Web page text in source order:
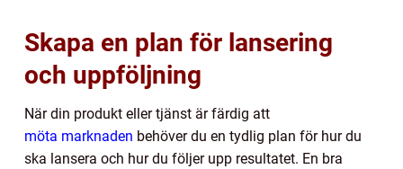
Skapa en plan för lansering
och uppföljning
När din produkt eller tjänst är färdig att
möta marknaden behöver du en tydlig plan för hur du
ska lansera och hur du följer upp resultatet. En bra